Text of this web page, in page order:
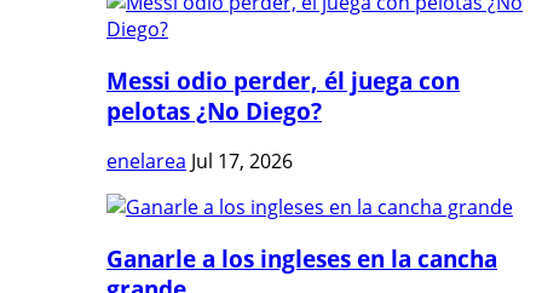
Messi odio perder, él juega con
pelotas ¿No Diego?
enelarea Jul 17, 2026
Ganarle a los ingleses en la cancha